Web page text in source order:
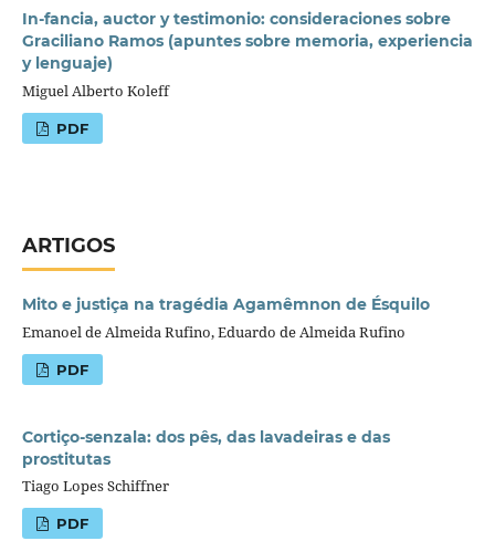
In-fancia, auctor y testimonio: consideraciones sobre
Graciliano Ramos (apuntes sobre memoria, experiencia
y lenguaje)
Miguel Alberto Koleff
PDF
ARTIGOS
Mito e justiça na tragédia Agamêmnon de Ésquilo
Emanoel de Almeida Rufino, Eduardo de Almeida Rufino
PDF
Cortiço-senzala: dos pês, das lavadeiras e das
prostitutas
Tiago Lopes Schiffner
PDF